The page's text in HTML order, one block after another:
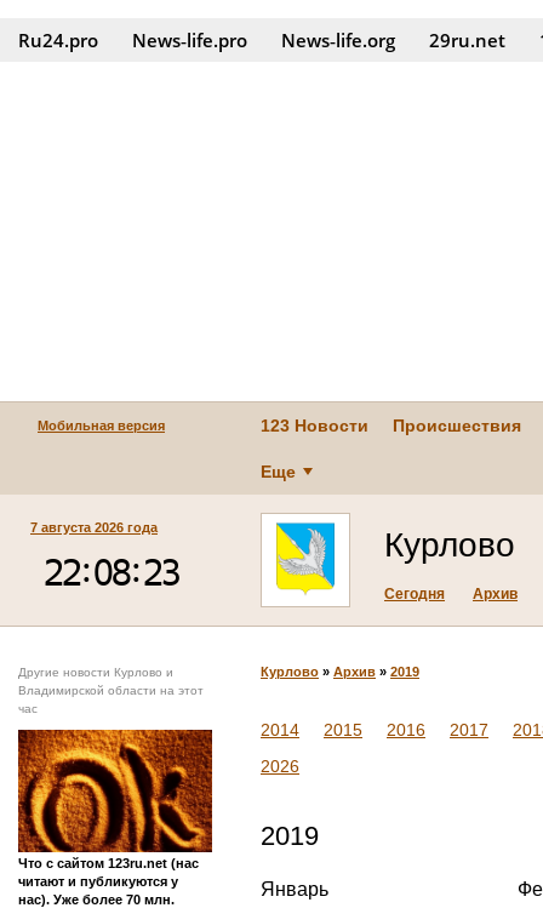
Ru24.pro News‑life.pro News‑life.org 29ru.net
Мобильная версия 123 Новости Происшествия
Еще
7 августа 2026 года Курлово
Сегодня Архив
Другие новости Курлово и
Владимирской области на этот
час
Что с сайтом 123ru.net (нас
читают и публикуются у
нас). Уже более 70 млн.
Курлово » Архив » 2019
2014 2015 2016 2017
2026
2019
Январь